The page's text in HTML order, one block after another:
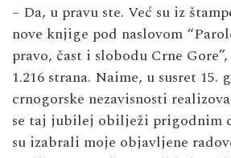
– Da, u pravu ste. Već su iz
nove knjige pod naslovom
pravo, čast i slobodu Crne
1.216 strana. Naime, u susret
crnogorske nezavisnosti
se taj jubilej obilježi prigodnim
su izabrali moje objavljene